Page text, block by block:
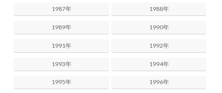
1987年 1988年
1989年 1990年
1991年 1992年
1993年 1994年
1995年 1996年